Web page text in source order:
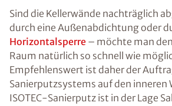
Sind die Kellerwände nachträglich
durch eine Außenabdichtung oder
Horizontalsperre – möchte man
Raum natürlich so schnell wie
Empfehlenswert ist daher der
Sanierputzsystems auf den inneren
ISOTEC-Sanierputz ist in der Lage